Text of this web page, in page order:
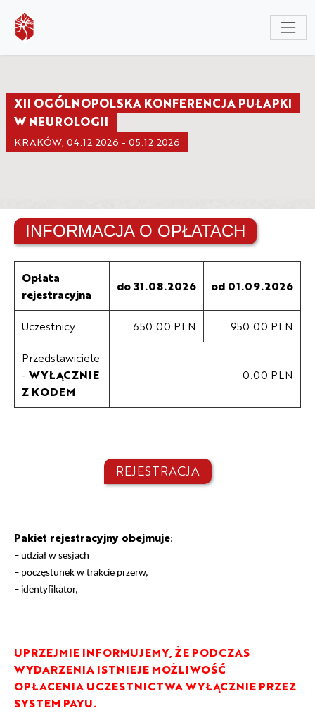
XII OGÓLNOPOLSKA KONFERENCJA PUŁAPKI
W NEUROLOGII
KRAKÓW, 04.12.2026 - 05.12.2026
INFORMACJA O OPŁATACH
Opłata
rejestracyjna
do 31.08.2026 od 01.09.2026
Uczestnicy 650.00 PLN 950.00 PLN
Przedstawiciele
-WYŁĄCZNIE
Z KODEM
0.00 PLN
REJESTRACJA
Pakiet rejestracyjny obejmuje:
– udział w sesjach
– poczęstunek w trakcie przerw,
– identyfikator,
UPRZEJMIE INFORMUJEMY, ŻE PODCZAS
WYDARZENIA ISTNIEJE MOŻLIWOŚĆ
OPŁACENIA UCZESTNICTWA WYŁĄCZNIE PRZEZ
SYSTEM PAYU.